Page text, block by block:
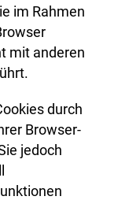
im Rahmen
mit anderen
durch
Browser-
jedoch